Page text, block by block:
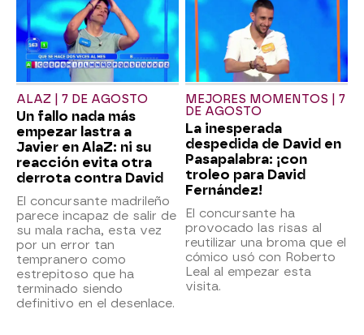
ALAZ | 7 DE AGOSTO
Un fallo nada más
empezar lastra a
Javier en AlaZ: ni su
reacción evita otra
derrota contra David
El concursante madrileño
parece incapaz de salir de
su mala racha, esta vez
por un error tan
tempranero como
estrepitoso que ha
terminado siendo
definitivo en el desenlace.
MEJORES MOMENTOS | 7
DE AGOSTO
La inesperada
despedida de David en
Pasapalabra: ¡con
troleo para David
Fernández!
El concursante ha
provocado las risas al
reutilizar una broma que el
cómico usó con Roberto
Leal al empezar esta
visita.